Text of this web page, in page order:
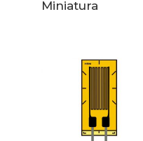
Miniatura